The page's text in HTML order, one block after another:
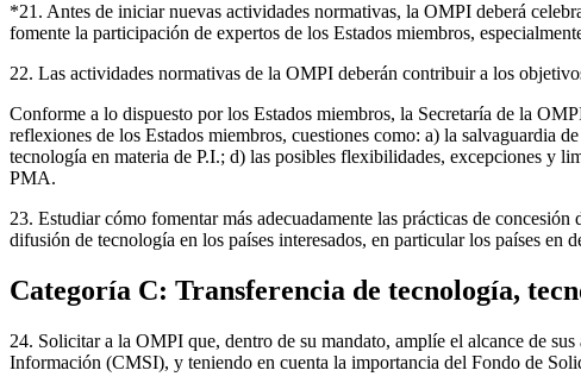
*21. Antes de iniciar nuevas actividades normativas, la OMPI deberá
fomente la participación de expertos de los Estados miembros,
22. Las actividades normativas de la OMPI deberán contribuir a los
Conforme a lo dispuesto por los Estados miembros, la Secretaría de la
reflexiones de los Estados miembros, cuestiones como: a) la salvaguardia
tecnología en materia de P.I.; d) las posibles flexibilidades, excepciones y
PMA.
23. Estudiar cómo fomentar más adecuadamente las prácticas de
difusión de tecnología en los países interesados, en particular los países en
Categoría C: Transferencia de tecnología,
24. Solicitar a la OMPI que, dentro de su mandato, amplíe el alcance de
Información (CMSI), y teniendo en cuenta la importancia del Fondo de